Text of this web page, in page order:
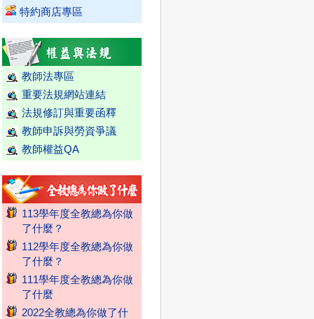
特約商店專區
教師法專區
重要法規網站連結
法規修訂與重要函釋
教師申訴與勞資爭議
教師權益QA
113學年度全教總為你做
了什麼？
112學年度全教總為你做
了什麼？
111學年度全教總為你做
了什麼
2022全教總為你做了什